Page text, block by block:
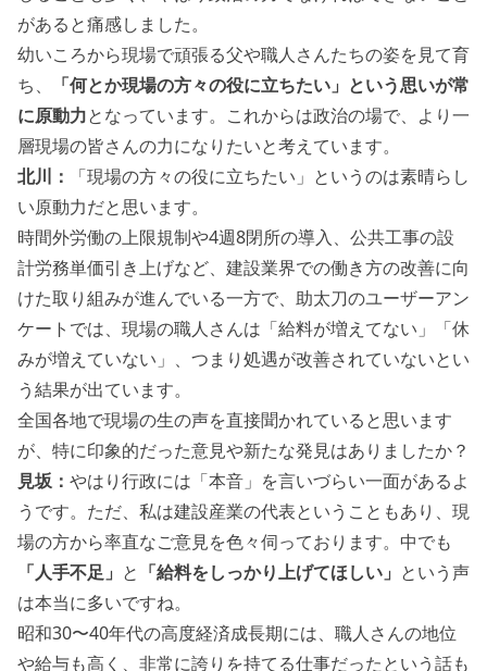
があると痛感しました。
幼いころから現場で頑張る父や職人さんたちの姿を見て育
ち、
「何とか現場の方々の役に立ちたい」という思いが常
に原動力となっています。これからは政治の場で、より一
層現場の皆さんの力になりたいと考えています。
北川：
「現場の方々の役に立ちたい」というのは素晴らし
い原動力だと思います。
時間外労働の上限規制や4週8閉所の導入、公共工事の設
計労務単価引き上げなど、建設業界での働き方の改善に向
けた取り組みが進んでいる一方で、助太刀のユーザーアン
ケートでは、現場の職人さんは「給料が増えてない」「休
みが増えていない」、つまり処遇が改善されていないとい
う結果が出ています。
全国各地で現場の生の声を直接聞かれていると思います
が、特に印象的だった意見や新たな発見はありましたか？
見坂： やはり行政には「本音」を言いづらい一面があるよ
うです。ただ、私は建設産業の代表ということもあり、現
場の方から率直なご意見を色々伺っております。中でも
「人手不足」 と 「給料をしっかり上げてほしい」 という声
は本当に多いですね。
昭和30〜40年代の高度経済成長期には、職人さんの地位
や給与も高く、非常に誇りを持てる仕事だったという話も